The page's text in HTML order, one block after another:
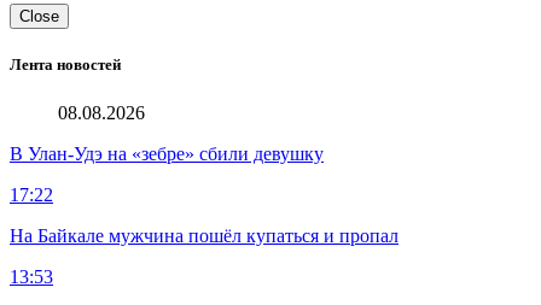
Close
Лента новостей
08.08.2026
В Улан-Удэ на «зебре» сбили девушку
17:22
На Байкале мужчина пошёл купаться и пропал
13:53